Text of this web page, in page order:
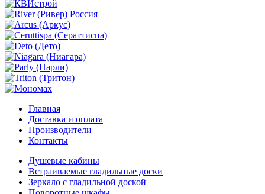
Главная
Доставка и оплата
Производители
Контакты
Душевые кабины
Встраиваемые гладильные доски
Зеркало с гладильной доской